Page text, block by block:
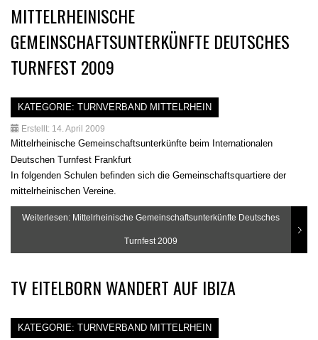
MITTELRHEINISCHE
GEMEINSCHAFTSUNTERKÜNFTE DEUTSCHES
TURNFEST 2009
KATEGORIE: TURNVERBAND MITTELRHEIN
Erstellt: 14. April 2009
Mittelrheinische Gemeinschaftsunterkünfte beim Internationalen
Deutschen Turnfest Frankfurt
In folgenden Schulen befinden sich die Gemeinschaftsquartiere der
mittelrheinischen Vereine.
Weiterlesen: Mittelrheinische Gemeinschaftsunterkünfte Deutsches
Turnfest 2009
TV EITELBORN WANDERT AUF IBIZA
KATEGORIE: TURNVERBAND MITTELRHEIN